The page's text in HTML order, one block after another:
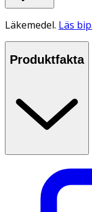
Läkemedel. Läs
Produktfakta